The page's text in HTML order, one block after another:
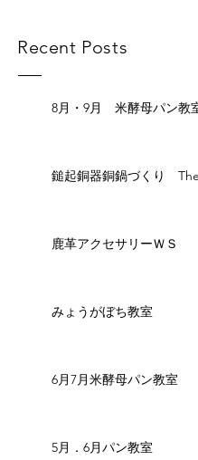
Recent Posts
8月・9月 米酵母パン教
鎚起銅器銅鍋づくり
鹿革アクセサリーＷＳ
みょうがぼち教室
6月7月米酵母パン教室
5月．6月パン教室